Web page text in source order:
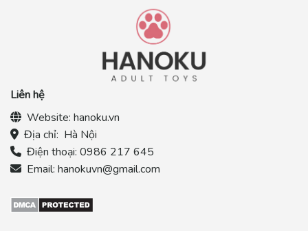
Liên hệ
Website: hanoku.vn
Địa chỉ: Hà Nội
Điện thoại: 0986 217 645
Email: hanokuvn@gmail.com